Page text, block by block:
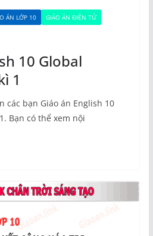
ÁN LỚP 10 GIÁO ÁN ĐIỆN TỬ
10 Global
1
các bạn Giáo án English 10
Bạn có thể xem nội